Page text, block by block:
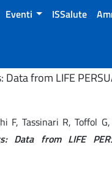
Eventi ISSalute
from LIFE
Tassinari R, Toffol
Data from LIFE